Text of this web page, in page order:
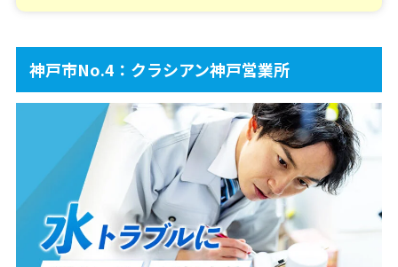
神戸市No.4：クラシアン神戸営業所